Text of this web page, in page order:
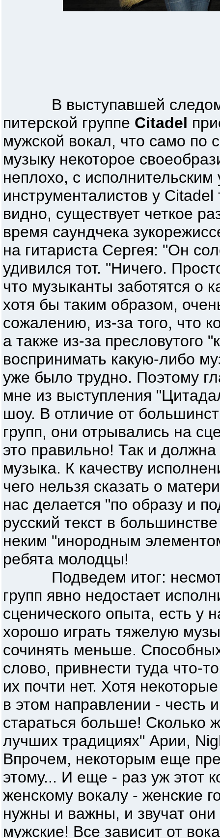
В выступавшей следом
питерской группе Citadel
мужской вокал, что само по
музыку некоторое
неплохо, с исполнительским
инструменталистов у
видно, существует четкое
время саундчека
на гитариста Сергея: "Он
удивился тот. "Ничего.
что музыканты заботятся о
хотя бы таким образом,
сожалению, из-за того, что
а также из-за пресловутого
воспринимать какую-либо
уже было трудно. Поэтому
мне из выступления
шоу. В отличие от
групп, они отрывались на
это правильно! Так и
музыка. К качеству
чего нельзя сказать о
нас делается "по образу и
русский текст в
неким "инородным
ребята молодцы!
Подведем итог:
групп явно недостает
сценического опыта, есть у
хорошо играть тяжелую
сочинять меньше.
слово, привнести туда что-
их почти нет. Хотя
в этом направлении - честь
стараться больше! Сколько
лучших традициях" Арии,
Впрочем, некоторым еще
этому... И еще - раз уж этот
женскому вокалу - женские
нужны и важны, и звучат
мужские! Все зависит от